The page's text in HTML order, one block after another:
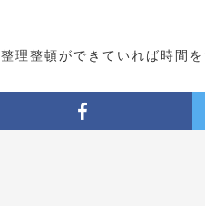
整理整頓ができていれば時間